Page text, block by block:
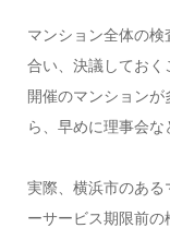
マンション全体の
合い、決議してお
開催のマンション
ら、早めに理事会な
実際、横浜市のある
ーサービス期限前